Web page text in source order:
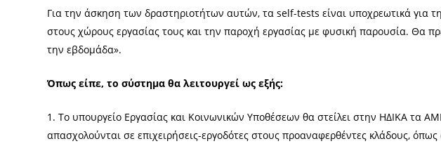
Για την άσκηση των δραστηριοτήτων αυτών, τα self-tests είναι υποχρεωτικά για
στους χώρους εργασίας τους και την παροχή εργασίας με φυσική παρουσία. Θα
την εβδομάδα».
Όπως είπε, το σύστημα θα λειτουργεί ως εξής:
1. Το υπουργείο Εργασίας και Κοινωνικών Υποθέσεων θα στείλει στην ΗΔΙΚΑ τα
απασχολούνται σε επιχειρήσεις-εργοδότες στους προαναφερθέντες κλάδους,